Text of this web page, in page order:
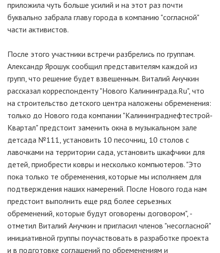
приложила чуть больше усилий и на этот раз почти
буквально забрала главу города в компанию "согласной"
части активистов.
После этого участники встречи разбрелись по группам.
Александр Ярошук сообщил представителям каждой из
групп, что решение будет взвешенным. Виталий Анучкин
рассказал корреспонденту "Нового Калининграда.Ru", что
на строительство детского центра наложены обременения:
только до Нового года компании "Калининграднефтестрой-
Квартал" предстоит заменить окна в музыкальном зале
детсада №111, установить 10 песочниц, 10 столов с
лавочками на территории сада, установить шкафчики для
детей, приобрести ковры и несколько компьютеров. "Это
пока только те обременения, которые мы исполняем для
подтверждения наших намерений. После Нового года нам
предстоит выполнить еще ряд более серьезных
обременений, которые будут оговорены договором", -
отметил Виталий Анучкин и пригласил членов "несогласной"
инициативной группы поучаствовать в разработке проекта
и в подготовке соглашений по обременениям и